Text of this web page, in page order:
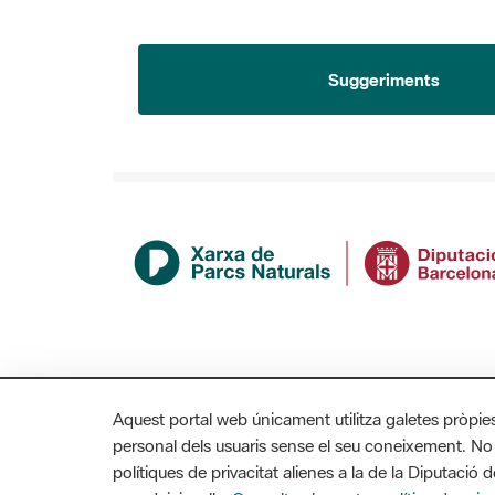
Suggeriments
Aquest portal web únicament utilitza galetes
personal dels usuaris sense el seu coneixement.
polítiques de privacitat alienes a la de la Diputació